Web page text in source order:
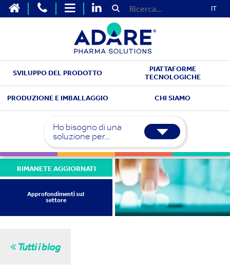
IT
SVILUPPO DEL PRODOTTO
PIATTAFORME
TECNOLOGICHE
PRODUZIONE E IMBALLAGGIO CHI SIAMO
Ho bisogno di una
soluzione per...
RIMANETE AGGIORNATI
Approfondimenti sul
settore
Tutti i blog